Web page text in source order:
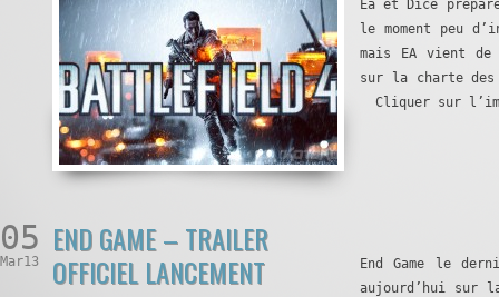
Ea et Dice
le moment peu
mais EA vient
sur la charte
Cliquer sur
05
Mar13
END GAME – TRAILER
OFFICIEL LANCEMENT
End Game le
aujourd’hui sur